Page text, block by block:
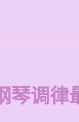
琴调律